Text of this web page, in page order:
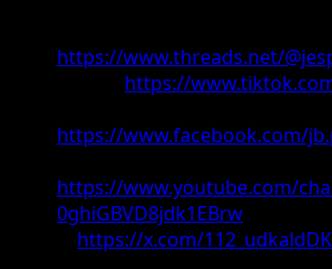
https://www.threads.net/
https://
https://www.facebook.com/
https://www.youtube.com/
0ghiGBVD8jdk1EBrw
https://x.com/112_udkaldDK